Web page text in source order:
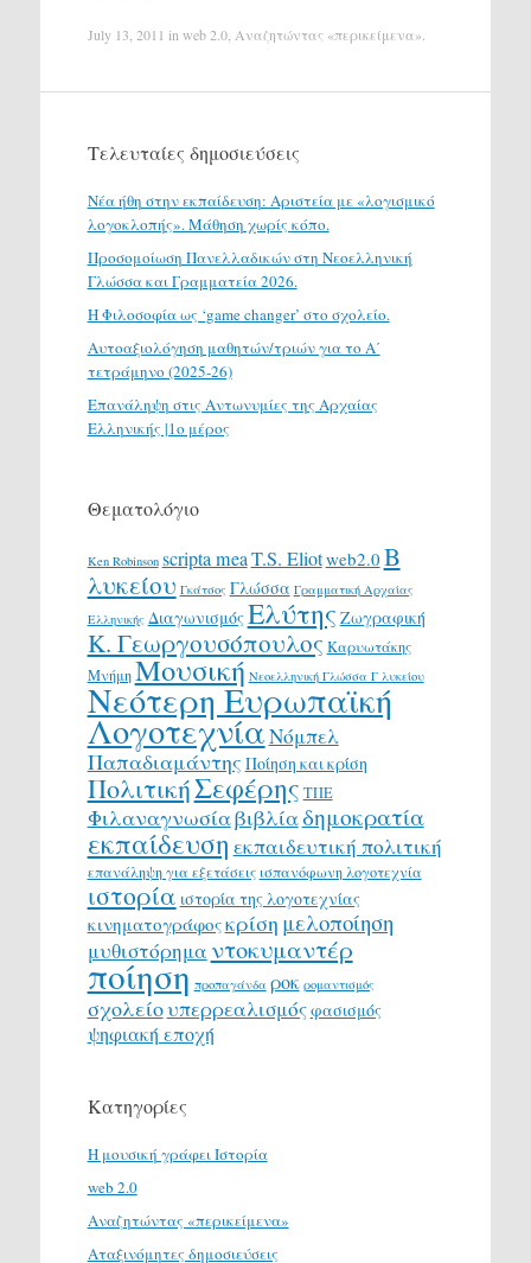
July 13, 2011 in web 2.0, Αναζητώντας «περικείμενα»
Τελευταίες δημοσιεύσεις
Νέα ήθη στην εκπαίδευση: Αριστεία με «λογισμικό
λογοκλοπής». Μάθηση χωρίς κόπο.
Προσομοίωση Πανελλαδικών στη Νεοελληνική
Γλώσσα και Γραμματεία 2026.
H Φιλοσοφία ως ‘game changer’ στο σχολείο.
Αυτοαξιολόγηση μαθητών/τριών για το Α΄
τετράμηνο (2025-26)
Επανάληψη στις Αντωνυμίες της Αρχαίας
Ελληνικής |1ο μέρος
Θεματολόγιο
Ken Robinson scripta meaT.S. Eliotweb2.0 Β
λυκείου Γκάτσος Γλώσσα Γραμματική Αρχαίας
Ελληνικής ΔιαγωνισμόςΕλύτης Ζωγραφική
Κ. Γεωργουσόπουλος Καρυωτάκης
ΜνήμηΜουσική Νεοελληνική Γλώσσα Γ λυκείου
Νεότερη Ευρωπαϊκή
ΛογοτεχνίαΝόμπελ
Παπαδιαμάντης Ποίηση και κρίση
ΠολιτικήΣεφέρης ΤΠΕ
Φιλαναγνωσίαβιβλίαδημοκρατία
εκπαίδευση εκπαιδευτική πολιτική
επανάληψη για εξετάσεις ισπανόφωνη λογοτεχνία
ιστορία ιστορία της λογοτεχνίας
κινηματογράφοςκρίση μελοποίηση
μυθιστόρημα ντοκυμαντέρ
ποίηση προπαγάνδα ροκ ρομαντισμός
σχολείουπερρεαλισμόςφασισμός
ψηφιακή εποχή
Κατηγορίες
H μουσική γράφει Ιστορία
web 2.0
Αναζητώντας «περικείμενα»
Αταξινόμητες δημοσιεύσεις